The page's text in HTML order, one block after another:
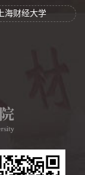
上海财经大学